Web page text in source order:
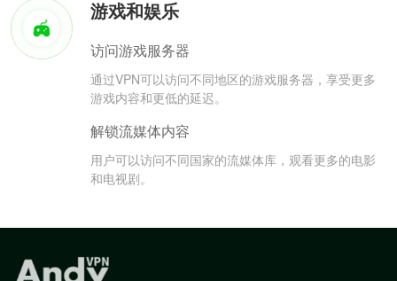
游戏和娱乐
访问游戏服务器
通过VPN可以访问不同地区的游戏服务器，享受更多
游戏内容和更低的延迟。
解锁流媒体内容
用户可以访问不同国家的流媒体库，观看更多的电影
和电视剧。